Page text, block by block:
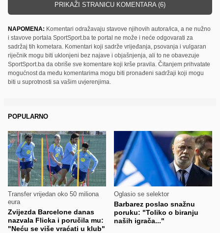
PRIKAŽI STRANICU KOMENTARA (6)
NAPOMENA: Komentari odražavaju stavove njihovih autora/ica, a ne nužno
i stavove portala SportSport.ba te portal ne može i neće odgovarati za
sadržaj tih kometara. Komentari koji sadrže vrijeđanja, psovanja i vulgaran
riječnik mogu biti uklonjeni bez najave i objašnjenja, ali to ne obavezuje
SportSport.ba da obriše sve komentare koji krše pravila. Čitanjem prihvatate
mogućnost da među komentarima mogu biti pronađeni sadržaji koji mogu
biti u suprotnosti sa vašim uvjerenjima.
POPULARNO
Transfer vrijedan oko 50 miliona
eura
Zvijezda Barcelone danas
nazvala Flicka i poručila mu:
"Neću se više vraćati u klub"
Oglasio se selektor
Barbarez poslao snažnu
poruku: "Toliko o biranju
naših igrača..."